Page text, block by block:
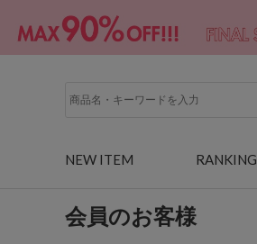
NEW ITEM RANKING
会員のお客様